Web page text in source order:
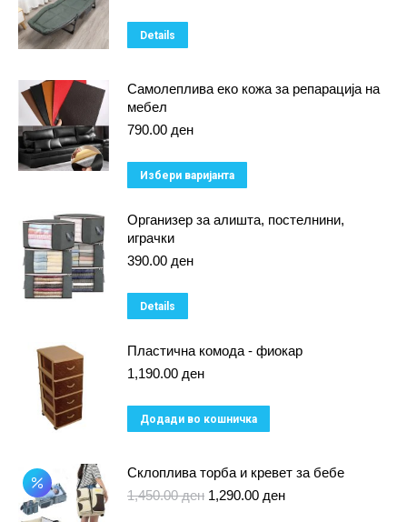
Details
Самолеплива еко кожа за репарација на
мебел
790.00 ден
Избери варијанта
has
may
chosen
on
product
page
Организер за алишта, постелнини,
играчки
390.00 ден
Details
Пластична комода - фиокар
1,190.00 ден
Додади во кошничка
Склоплива торба и кревет за бебе
1,450.00ден Original
1,290.00 денCurrent